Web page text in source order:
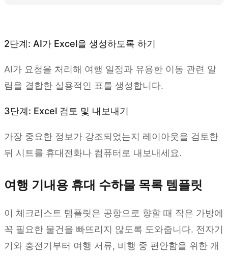
2단계: AI가 Excel을 생성하도록 하기
AI가 요청을 처리해 여행 일정과 유용한 이동 관련 알
림을 결합한 실용적인 표를 생성합니다.
3단계: Excel 검토 및 내보내기
가장 중요한 정보가 강조되었는지 레이아웃을 검토한
뒤 시트를 휴대전화나 컴퓨터로 내보내세요.
여행 기내용 휴대 수하물 목록 템플릿
이 체크리스트 템플릿은 공항으로 향할 때 작은 가방에
꼭 필요한 물건을 빠뜨리지 않도록 도와줍니다. 전자기
기와 충전기부터 여행 서류, 비행 중 편안함을 위한 개